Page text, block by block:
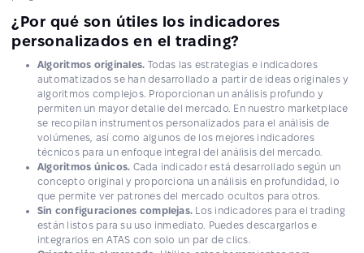
¿Por qué son útiles los indicadores
personalizados en el trading?
Algoritmos originales. Todas las estrategias e indicadores
automatizados se han desarrollado a partir de ideas originales y
algoritmos complejos. Proporcionan un análisis profundo y
permiten un mayor detalle del mercado. En nuestro marketplace
se recopilan instrumentos personalizados para el análisis de
volúmenes, así como algunos de los mejores indicadores
técnicos para un enfoque integral del análisis del mercado.
Algoritmos únicos. Cada indicador está desarrollado según un
concepto original y proporciona un análisis en profundidad, lo
que permite ver patrones del mercado ocultos para otros.
Sin configuraciones complejas. Los indicadores para el trading
están listos para su uso inmediato. Puedes descargarlos e
integrarlos en ATAS con solo un par de clics.